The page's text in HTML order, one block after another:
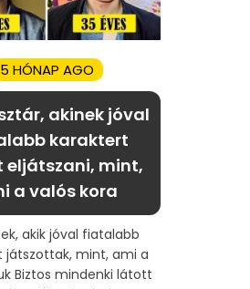
5 HÓNAP AGO
akinek jóval
karaktert
eljátszani, mint,
a valós kora
akik jóval fiatalabb
játszottak, mint, ami a
Biztos mindenki látott